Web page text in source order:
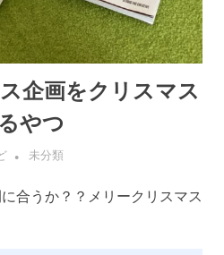
企画をクリスマス
やつ
未分類
合うか？？メリークリスマス